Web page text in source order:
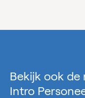
Bekijk ook de
Intro